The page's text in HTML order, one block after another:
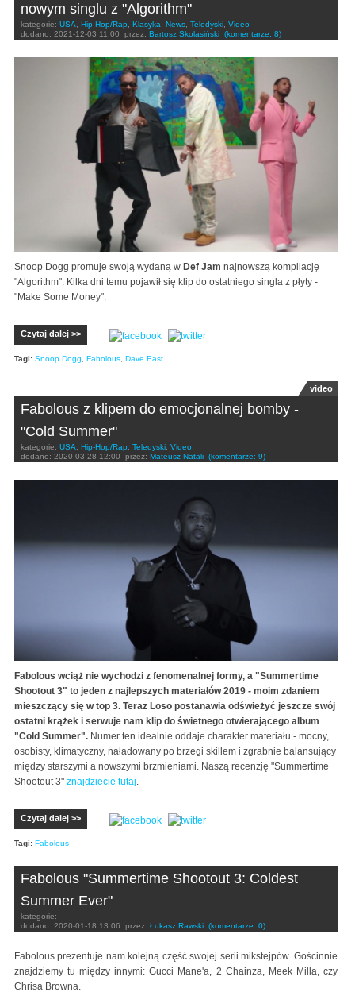
nowym singlu z "Algorithm"
kategorie: USA, Hip-Hop/Rap, Klasyka, News, Teledyski, Video
dodano: 2021-12-03 11:00 przez: Bartosz Skolasiński (komentarze: 8)
Snoop Dogg promuje swoją wydaną w Def Jam najnowszą kompilację
"Algorithm". Kilka dni temu pojawił się klip do ostatniego singla z płyty -
"Make Some Money".
Czytaj dalej >>
Tagi: Snoop Dogg Fabolous Dave East
video
Fabolous z klipem do emocjonalnej bomby -
"Cold Summer"
kategorie: USA Hip-Hop/Rap Teledyski Video
dodano: 2020-03-28 12:00 przez: Mateusz Natali (komentarze: 9)
Fabolous wciąż nie wychodzi z fenomenalnej formy, a "Summertime
Shootout 3" to jeden z najlepszych materiałów 2019 - moim zdaniem
mieszczący się w top 3. Teraz Loso postanawia odświeżyć jeszcze swój
ostatni krążek i serwuje nam klip do świetnego otwierającego album
"Cold Summer". Numer ten idealnie oddaje charakter materiału - mocny,
osobisty, klimatyczny, naładowany po brzegi skillem i zgrabnie balansujący
między starszymi a nowszymi brzmieniami. Naszą recenzję "Summertime
Shootout 3" znajdziecie tutaj.
Czytaj dalej >>
Tagi: Fabolous
Fabolous "Summertime Shootout 3: Coldest
Summer Ever"
kategorie:
dodano: 2020-01-18 13:06 przez: Łukasz Rawski (komentarze: 0)
Fabolous prezentuje nam kolejną część swojej serii mikstejpów. Gościnnie
znajdziemy tu między innymi: Gucci Mane'a, 2 Chainza, Meek Milla, czy
Chrisa Browna.